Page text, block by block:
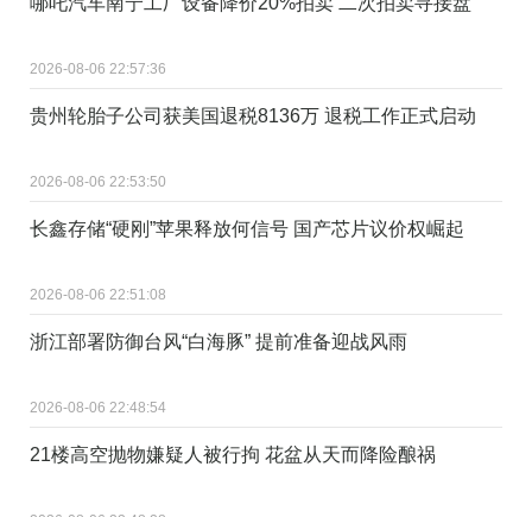
2026-08-06 22:57:36
贵州轮胎子公司获美国退税8136万 退税工作正式启动
2026-08-06 22:53:50
长鑫存储“硬刚”苹果释放何信号 国产芯片议价权崛起
2026-08-06 22:51:08
浙江部署防御台风“白海豚” 提前准备迎战风雨
2026-08-06 22:48:54
21楼高空抛物嫌疑人被行拘 花盆从天而降险酿祸